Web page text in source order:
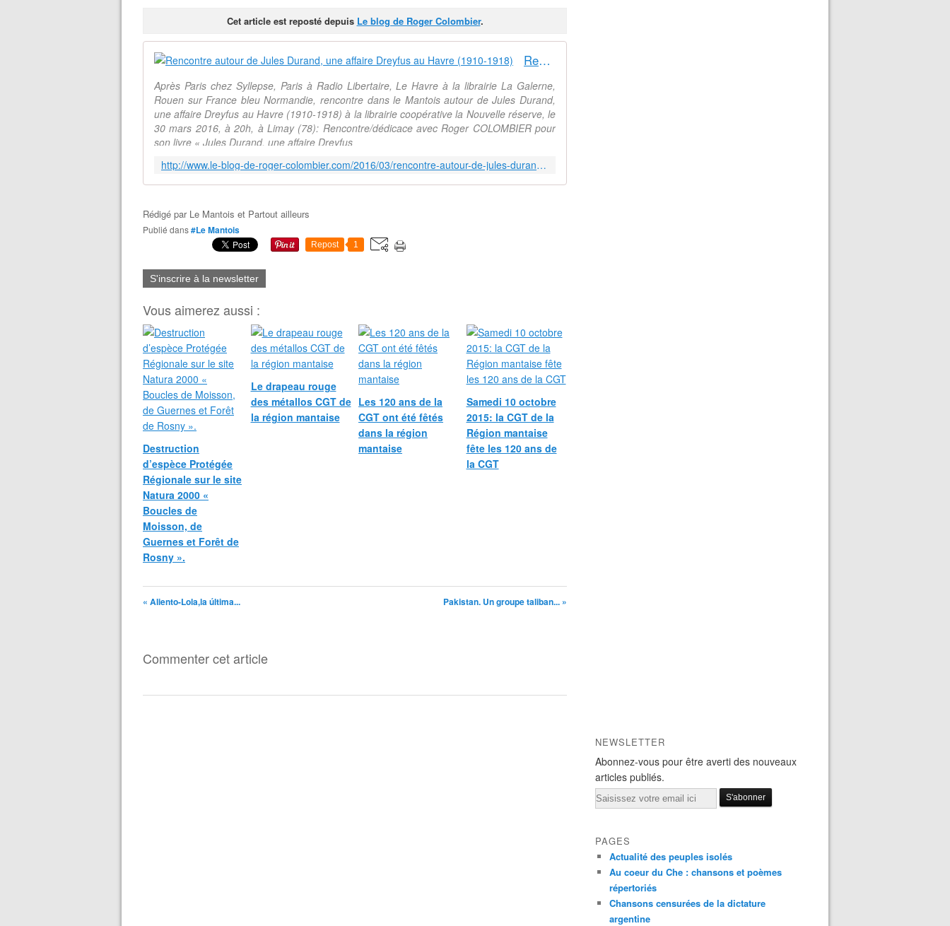
Cet article est reposté depuis Le blog de Roger Colombier.
Rencontre autour de Jules Durand, une affaire Dreyfus au Havre (1910-1918)
Après Paris chez Syllepse, Paris à Radio Libertaire, Le Havre à la librairie La Galerne,
Rouen sur France bleu Normandie, rencontre dans le Mantois autour de Jules Durand,
une affaire Dreyfus au Havre (1910-1918) à la librairie coopérative la Nouvelle réserve, le
30 mars 2016, à 20h, à Limay (78): Rencontre/dédicace avec Roger COLOMBIER pour
son livre « Jules Durand, une affaire Dreyfus
http://www.le-blog-de-roger-colombier.com/2016/03/rencontre-autour-de-jules-durand-une-affaire-dreyfus-au-havre-1910-1918.html
Rédigé par Le Mantois et Partout ailleurs
Publié dans#Le Mantois
Repost 1
S'inscrire à la newsletter
Vous aimerez aussi :
Destruction
d’espèce Protégée
Régionale sur le site
Natura 2000 «
Boucles de
Moisson, de
Guernes et Forêt de
Rosny ».
Le drapeau rouge
des métallos CGT de
la région mantaise
Les 120 ans de la
CGT ont été fêtés
dans la région
mantaise
Samedi 10 octobre
2015: la CGT de la
Région mantaise
fête les 120 ans de
la CGT
« Aliento-Lola,la última... Pakistan. Un groupe taliban... »
Commenter cet article
NEWSLETTER
Abonnez-vous pour être averti des nouveaux
articles publiés.
Email
PAGES
Actualité des peuples isolés
Au coeur du Che : chansons et poèmes
répertoriés
Chansons censurées de la dictature
argentine